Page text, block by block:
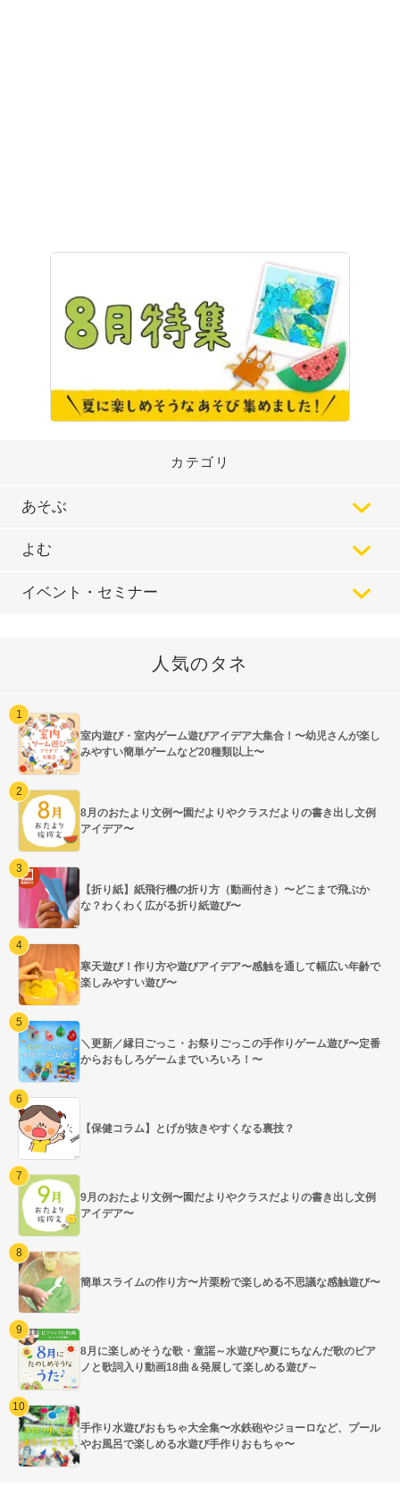
カテゴリ
あそぶ
よむ
イベント・セミナー
人気のタネ
室内遊び・室内ゲーム遊びアイデア大集合！〜幼児さんが楽し
みやすい簡単ゲームなど20種類以上〜
8月のおたより文例〜園だよりやクラスだよりの書き出し文例
アイデア〜
【折り紙】紙飛行機の折り方（動画付き）〜どこまで飛ぶか
な？わくわく広がる折り紙遊び〜
寒天遊び！作り方や遊びアイデア〜感触を通して幅広い年齢で
楽しみやすい遊び〜
＼更新／縁日ごっこ・お祭りごっこの手作りゲーム遊び〜定番
からおもしろゲームまでいろいろ！〜
【保健コラム】とげが抜きやすくなる裏技？
9月のおたより文例〜園だよりやクラスだよりの書き出し文例
アイデア〜
簡単スライムの作り方〜片栗粉で楽しめる不思議な感触遊び〜
8月に楽しめそうな歌・童謡～水遊びや夏にちなんだ歌のピア
ノと歌詞入り動画18曲＆発展して楽しめる遊び～
手作り水遊びおもちゃ大全集〜水鉄砲やジョーロなど、プール
やお風呂で楽しめる水遊び手作りおもちゃ〜